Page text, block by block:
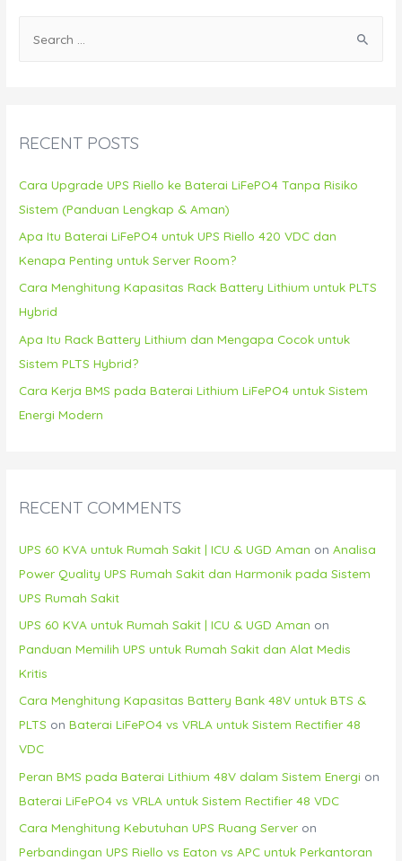
h
:
RECENT POSTS
Cara Upgrade UPS Riello ke Baterai LiFePO4 Tanpa Risiko
Sistem (Panduan Lengkap & Aman)
Apa Itu Baterai LiFePO4 untuk UPS Riello 420 VDC dan
Kenapa Penting untuk Server Room?
Cara Menghitung Kapasitas Rack Battery Lithium untuk PLTS
Hybrid
Apa Itu Rack Battery Lithium dan Mengapa Cocok untuk
Sistem PLTS Hybrid?
Cara Kerja BMS pada Baterai Lithium LiFePO4 untuk Sistem
Energi Modern
RECENT COMMENTS
UPS 60 KVA untuk Rumah Sakit | ICU & UGD Aman onAnalisa
Power Quality UPS Rumah Sakit dan Harmonik pada Sistem
UPS Rumah Sakit
UPS 60 KVA untuk Rumah Sakit | ICU & UGD Aman on
Panduan Memilih UPS untuk Rumah Sakit dan Alat Medis
Kritis
Cara Menghitung Kapasitas Battery Bank 48V untuk BTS &
PLTS onBaterai LiFePO4 vs VRLA untuk Sistem Rectifier 48
VDC
Peran BMS pada Baterai Lithium 48V dalam Sistem Energi on
Baterai LiFePO4 vs VRLA untuk Sistem Rectifier 48 VDC
Cara Menghitung Kebutuhan UPS Ruang Server on
Perbandingan UPS Riello vs Eaton vs APC untuk Perkantoran